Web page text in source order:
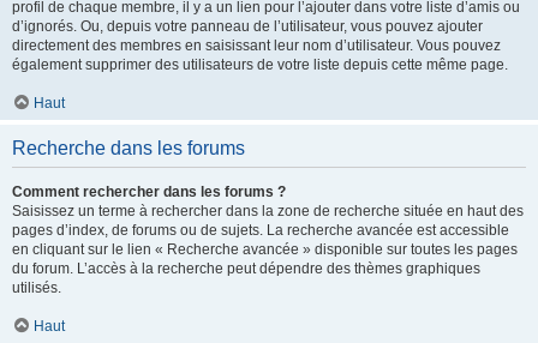
profil de chaque membre, il y a un lien pour l’ajouter dans votre liste d’amis ou
d’ignorés. Ou, depuis votre panneau de l’utilisateur, vous pouvez ajouter
directement des membres en saisissant leur nom d’utilisateur. Vous pouvez
également supprimer des utilisateurs de votre liste depuis cette même page.
Haut
Recherche dans les forums
Comment rechercher dans les forums ?
Saisissez un terme à rechercher dans la zone de recherche située en haut des
pages d’index, de forums ou de sujets. La recherche avancée est accessible
en cliquant sur le lien « Recherche avancée » disponible sur toutes les pages
du forum. L’accès à la recherche peut dépendre des thèmes graphiques
utilisés.
Haut